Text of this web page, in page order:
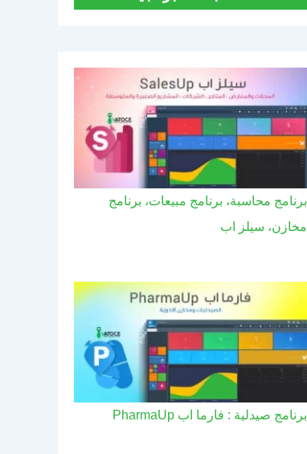
برنامج محاسبة، برنامج مبيعات، برنامج
مخازن، سيلز اب
برنامج صيدلية : فارما اب PharmaUp​